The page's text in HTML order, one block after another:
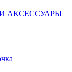
АКСЕССУАРЫ